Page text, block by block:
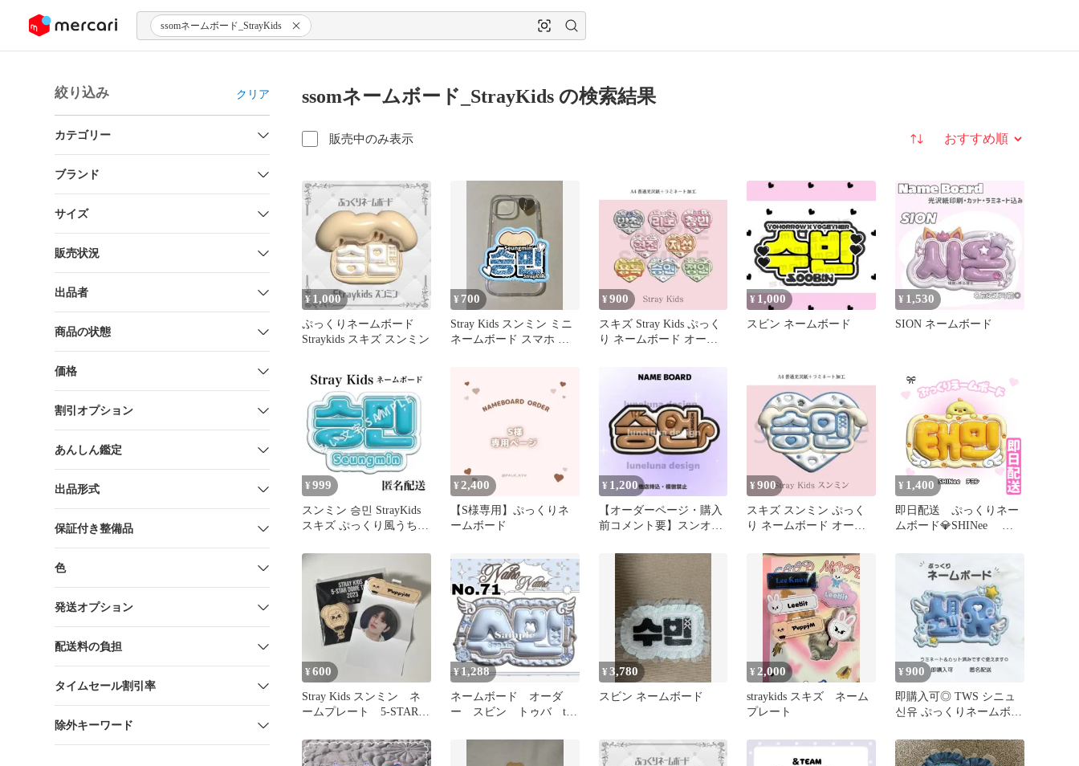
ツにスキップ ssomネームボード_StrayKids
絞り込み クリア
カテゴリー
ブランド
サイズ
販売状況
出品者
商品の状態
価格
割引オプション
あんしん鑑定
出品形式
保証付き整備品
色
発送オプション
配送料の負担
タイムセール割引率
除外キーワード
ssomネームボード_StrayKids の検索結果
販売中のみ表示 並び替え
¥ 1,000
ぷっくりネームボード
Straykids スキズ スンミン
¥ 700
Stray Kids スンミン ミニ
ネームボード スマホ ス
¥900
スキズ Stray Kids ぷっく
り ネームボード オーダ
¥ 1,000
スビン ネームボード
¥ 1,530
SION ネームボード
¥ 999
スンミン 승민 StrayKids
スキズ ぷっくり風うちわ
¥2,400
【S様専用】ぷっくりネ
ームボード
¥ 1,200
【オーダーページ・購入
前コメント要】スンオ
くりネームボード
¥900
スキズ スンミン ぷっく
り ネームボード オーダ
¥ 1,400
即日配送 ぷっくりネー
ムボード💎SHINee テ
¥600
Stray Kids スンミン ネ
ームプレート 5-STAR
¥1,288
ネームボード オーダ
ー スビン トゥバ txt
札 ミニ
¥3,780
スビン ネームボード
¥ 2,000
straykids スキズ ネーム
プレート
¥900
即購入可◎ TWS シニュ
신유 ぷっくりネームボー